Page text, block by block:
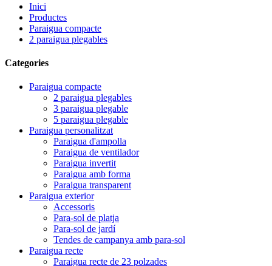
Inici
Productes
Paraigua compacte
2 paraigua plegables
Categories
Paraigua compacte
2 paraigua plegables
3 paraigua plegable
5 paraigua plegable
Paraigua personalitzat
Paraigua d'ampolla
Paraigua de ventilador
Paraigua invertit
Paraigua amb forma
Paraigua transparent
Paraigua exterior
Accessoris
Para-sol de platja
Para-sol de jardí
Tendes de campanya amb para-sol
Paraigua recte
Paraigua recte de 23 polzades